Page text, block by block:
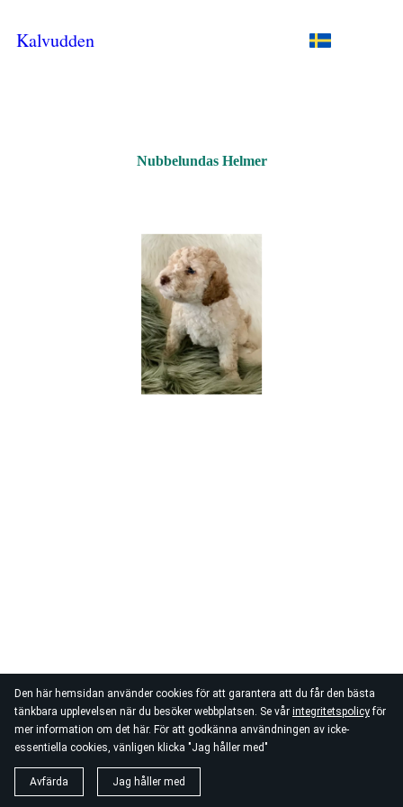
Den här hemsidan använder cookies för att garantera att du får den bästa
tänkbara upplevelsen när du besöker webbplatsen. Se vår integritetspolicyför
mer information om det här. För att godkänna användningen av icke-
essentiella cookies, vänligen klicka "Jag håller med"
Avfärda Jag håller med
Kalvudden
Nubbelundas Helmer